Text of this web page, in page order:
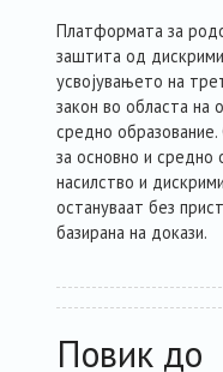
Платформата за
заштита од
усвојувањето на
закон во областа на
средно образование.
за основно и средно
насилство и
остануваат без
базирана на докази.
Повик до